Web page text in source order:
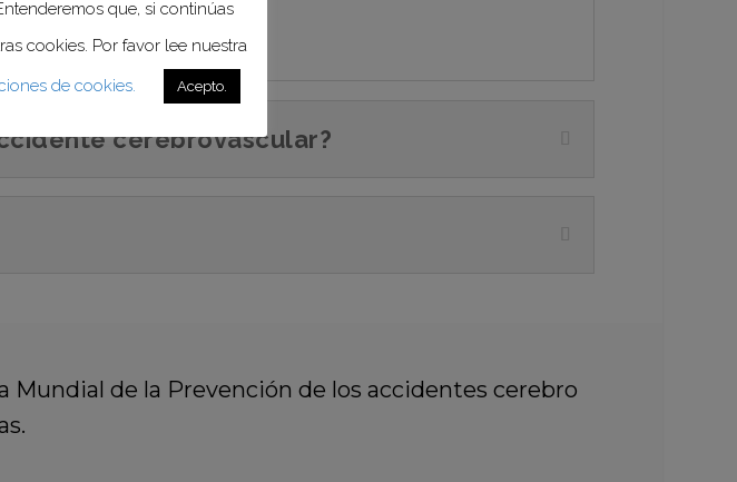
cerebrovascular?
de la Prevención de los accidentes cerebro
que, si continúas
cookies. Por favor lee nuestra
de cookies. Acepto.